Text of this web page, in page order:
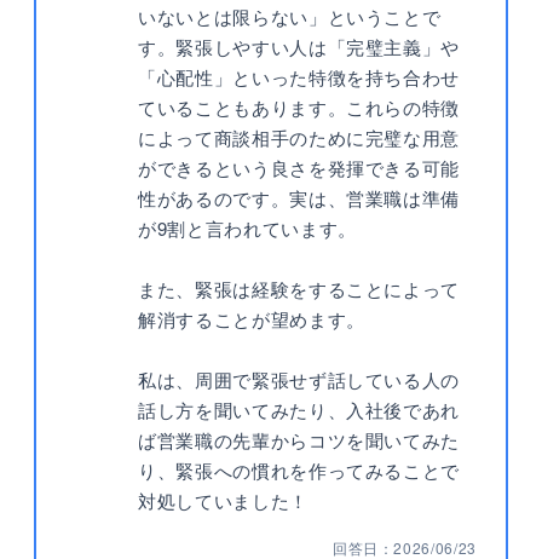
いないとは限らない」ということで
す。緊張しやすい人は「完璧主義」や
「心配性」といった特徴を持ち合わせ
ていることもあります。これらの特徴
によって商談相手のために完璧な用意
ができるという良さを発揮できる可能
性があるのです。実は、営業職は準備
が9割と言われています。
また、緊張は経験をすることによって
解消することが望めます。
私は、周囲で緊張せず話している人の
話し方を聞いてみたり、入社後であれ
ば営業職の先輩からコツを聞いてみた
り、緊張への慣れを作ってみることで
対処していました！
回答日：2026/06/23